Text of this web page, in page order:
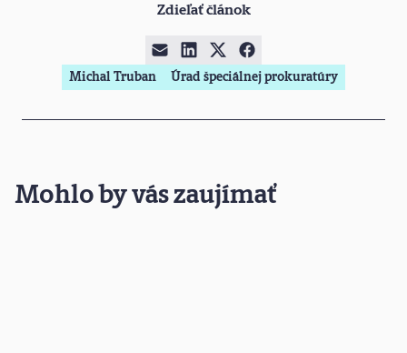
Zdieľať článok
Michal Truban Úrad špeciálnej prokuratúry
Mohlo by vás zaujímať